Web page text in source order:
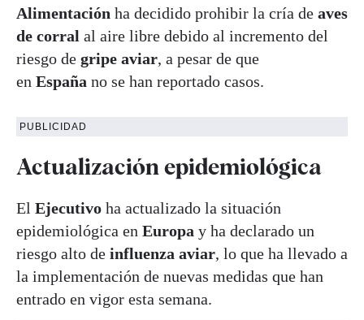
Alimentación ha decidido prohibir la cría de aves
de corral al aire libre debido al incremento del
riesgo de gripe aviar, a pesar de que
en España no se han reportado casos.
PUBLICIDAD
Actualización epidemiológica
El Ejecutivo ha actualizado la situación
epidemiológica en Europa y ha declarado un
riesgo alto de influenza aviar, lo que ha llevado a
la implementación de nuevas medidas que han
entrado en vigor esta semana.